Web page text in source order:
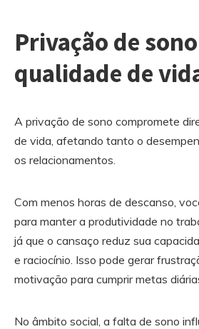
Privação de
qualidade de
A privação de sono compromete
de vida, afetando tanto o
os relacionamentos.
Com menos horas de descanso,
para manter a produtividade no
já que o cansaço reduz sua
e raciocínio. Isso pode gerar
motivação para cumprir metas
No âmbito social, a falta de sono